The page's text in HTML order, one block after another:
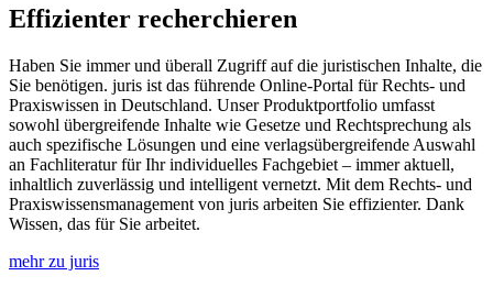
Effizienter recherchieren
Haben Sie immer und überall Zugriff auf die juristischen Inhalte, die
Sie benötigen. juris ist das führende Online-Portal für Rechts- und
Praxiswissen in Deutschland. Unser Produktportfolio umfasst
sowohl übergreifende Inhalte wie Gesetze und Rechtsprechung als
auch spezifische Lösungen und eine verlagsübergreifende Auswahl
an Fachliteratur für Ihr individuelles Fachgebiet – immer aktuell,
inhaltlich zuverlässig und intelligent vernetzt. Mit dem Rechts- und
Praxiswissensmanagement von juris arbeiten Sie effizienter. Dank
Wissen, das für Sie arbeitet.
mehr zu juris